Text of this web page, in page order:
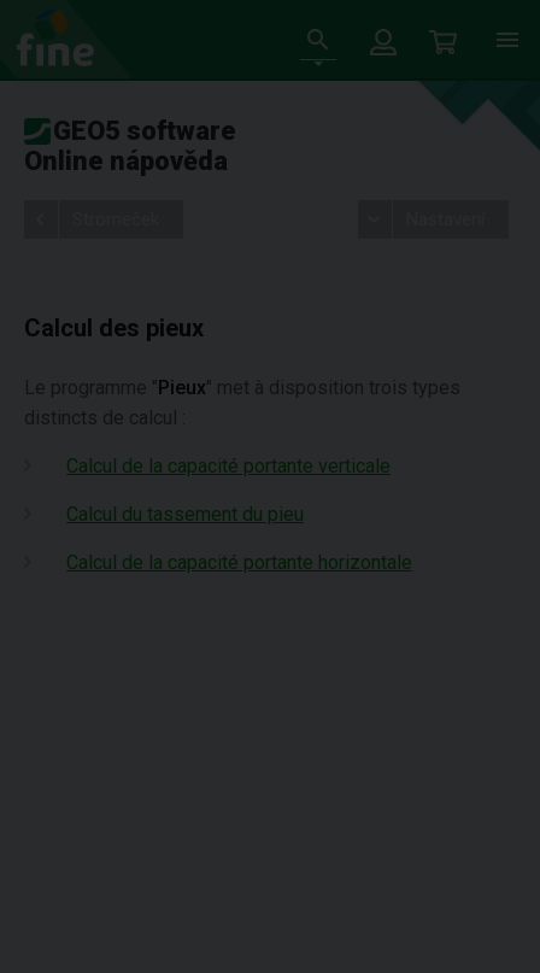
GEO5 software
Online nápověda
Calcul des pieux
Le programme "Pieux" met à disposition trois types
distincts de calcul :
Calcul de la capacité portante verticale
Calcul du tassement du pieu
Calcul de la capacité portante horizontale